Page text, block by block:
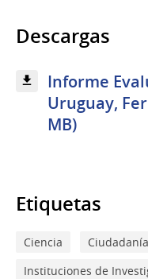
Descargas
Informe
Uruguay,
MB)
Etiquetas
Ciencia
Ciudadanía
Instituciones de